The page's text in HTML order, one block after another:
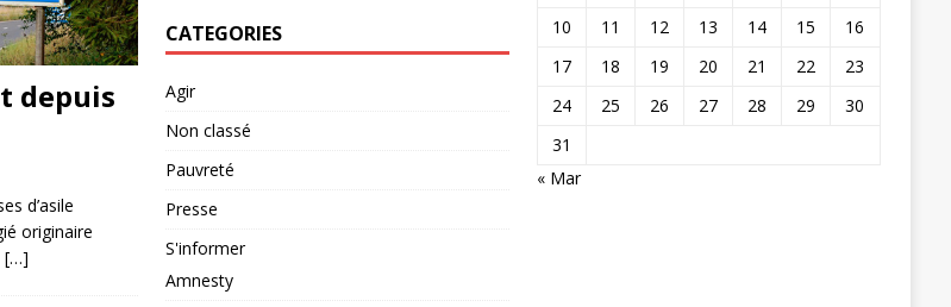
depuis
d’asile
originaire
[…]
CATEGORIES
Agir
Non classé
Pauvreté
Presse
S'informer
Amnesty
10
11 12 13 14 15
16
17
18 19 20 21 22
23
24
25 26 27 28 29
30
31
« Mar